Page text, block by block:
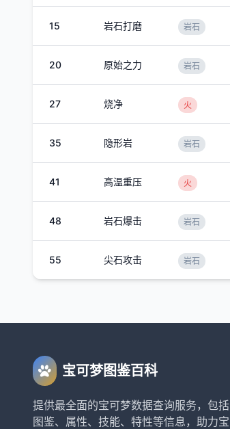
15 岩石打磨 岩石
20 原始之力 岩石
27 烧净 火
35 隐形岩 岩石
41 高温重压 火
48 岩石爆击 岩石
55 尖石攻击 岩石
宝可梦图鉴百科
提供最全面的宝可梦数据查询服务，包括
图鉴、属性、技能、特性等信息，助力宝